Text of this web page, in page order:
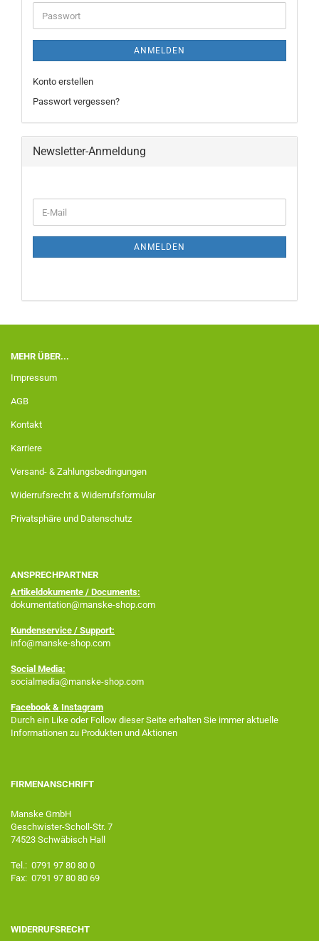
ANMELDEN
Konto erstellen
Passwort vergessen?
Newsletter-Anmeldung
ANMELDEN
MEHR ÜBER...
Impressum
AGB
Kontakt
Karriere
Versand- & Zahlungsbedingungen
Widerrufsrecht & Widerrufsformular
Privatsphäre und Datenschutz
ANSPRECHPARTNER
Artikeldokumente / Documents:
dokumentation@manske-shop.com
Kundenservice / Support:
info@manske-shop.com
Social Media:
socialmedia@manske-shop.com
Facebook & Instagram
Durch ein Like oder Follow dieser Seite erhalten Sie immer aktuelle
Informationen zu Produkten und Aktionen
FIRMENANSCHRIFT
Manske GmbH
Geschwister-Scholl-Str. 7
74523 Schwäbisch Hall
Tel.: 0791 97 80 80 0
Fax: 0791 97 80 80 69
WIDERRUFSRECHT